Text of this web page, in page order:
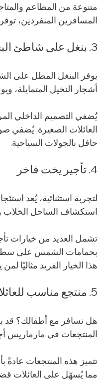
متنوعة من المطاعم
المسافرين المنفردين،
3. بنغل على شاطئ البحر
يوفر البنغل المطل على
أشجار النخيل المتمايلة،
يُضفي التصميم الداخلي
العائلات الصغيرة. يُضفي
حافل بالجولات السياحية.
4. تأجير يخت فاخر
لتجربة استثنائية، يُعد
استكشاف الساحل الخلاب
تشمل العديد من خيارات
بحمامات الشمس على سطح
هذا الخيار الفريد مثاليًا
5. منتجع مناسب للعائلات
هل تسافر مع أطفالك؟ قد
المنتجعات في مارماريس
تتميز هذه المنتجعات
مما يُسهّل على العائلات